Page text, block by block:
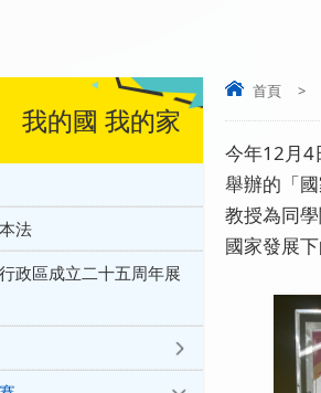
首頁 >
今年12月4
舉辦的「
教授為同
國家發展下
我的國 我的家
法
政區成立二十五周年展